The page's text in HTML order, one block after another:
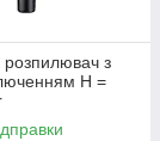
з
Н =